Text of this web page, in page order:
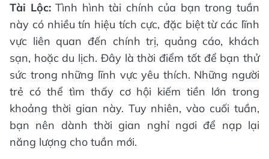
Tài Lộc:Tình hình tài chính của bạn trong tuần
này có nhiều tín hiệu tích cực, đặc biệt từ các lĩnh
vực liên quan đến chính trị, quảng cáo, khách
sạn, hoặc du lịch. Đây là thời điểm tốt để bạn thử
sức trong những lĩnh vực yêu thích. Những người
trẻ có thể tìm thấy cơ hội kiếm tiền lớn trong
khoảng thời gian này. Tuy nhiên, vào cuối tuần,
bạn nên dành thời gian nghỉ ngơi để nạp lại
năng lượng cho tuần mới.